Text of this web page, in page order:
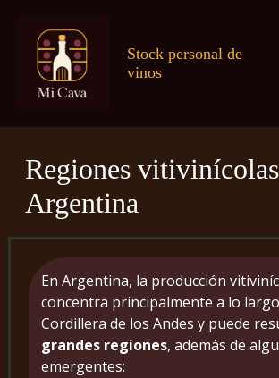
Stock personal de
vinos
Regiones
Argentina
En Argentina, la producción
concentra principalmente a lo
Cordillera de los Andes y puede
grandes regiones, además de
emergentes: